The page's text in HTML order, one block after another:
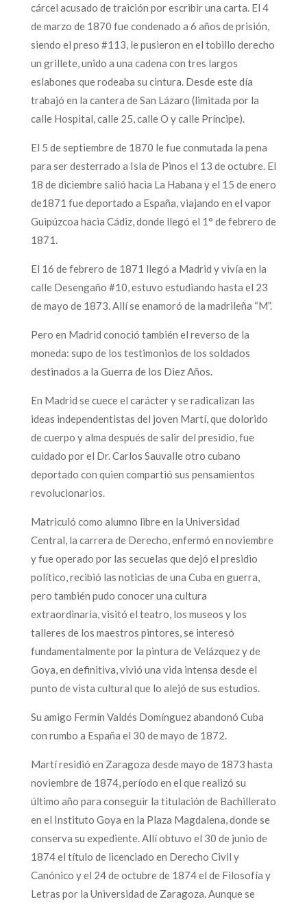
cárcel acusado de traición por escribir una carta. El 4
de marzo de 1870 fue condenado a 6 años de prisión,
siendo el preso #113, le pusieron en el tobillo derecho
un grillete, unido a una cadena con tres largos
eslabones que rodeaba su cintura. Desde este día
trabajó en la cantera de San Lázaro (limitada por la
calle Hospital, calle 25, calle O y calle Príncipe).
El 5 de septiembre de 1870 le fue conmutada la pena
para ser desterrado a Isla de Pinos el 13 de octubre. El
18 de diciembre salió hacia La Habana y el 15 de enero
de1871 fue deportado a España, viajando en el vapor
Guipúzcoa hacia Cádiz, donde llegó el 1° de febrero de
1871.
El 16 de febrero de 1871 llegó a Madrid y vivía en la
calle Desengaño #10, estuvo estudiando hasta el 23
de mayo de 1873. Allí se enamoró de la madrileña “M”.
Pero en Madrid conoció también el reverso de la
moneda: supo de los testimonios de los soldados
destinados a la Guerra de los Diez Años.
En Madrid se cuece el carácter y se radicalizan las
ideas independentistas del joven Martí, que dolorido
de cuerpo y alma después de salir del presidio, fue
cuidado por el Dr. Carlos Sauvalle otro cubano
deportado con quien compartió sus pensamientos
revolucionarios.
Matriculó como alumno libre en la Universidad
Central, la carrera de Derecho, enfermó en noviembre
y fue operado por las secuelas que dejó el presidio
político, recibió las noticias de una Cuba en guerra,
pero también pudo conocer una cultura
extraordinaria, visitó el teatro, los museos y los
talleres de los maestros pintores, se interesó
fundamentalmente por la pintura de Velázquez y de
Goya, en definitiva, vivió una vida intensa desde el
punto de vista cultural que lo alejó de sus estudios.
Su amigo Fermín Valdés Domínguez abandonó Cuba
con rumbo a España el 30 de mayo de 1872.
Martí residió en Zaragoza desde mayo de 1873 hasta
noviembre de 1874, período en el que realizó su
último año para conseguir la titulación de Bachillerato
en el Instituto Goya en la Plaza Magdalena, donde se
conserva su expediente. Allí obtuvo el 30 de junio de
1874 el título de licenciado en Derecho Civil y
Canónico y el 24 de octubre de 1874 el de Filosofía y
Letras por la Universidad de Zaragoza. Aunque se